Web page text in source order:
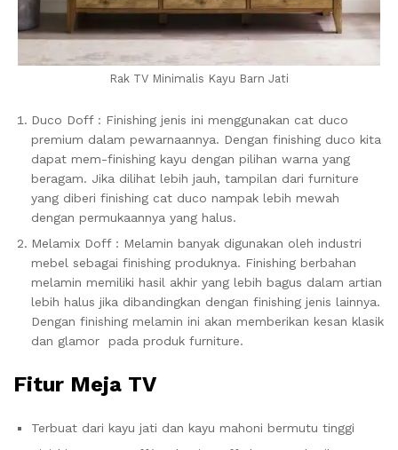
Rak TV Minimalis Kayu Barn Jati
Duco Doff : Finishing jenis ini menggunakan cat duco
premium dalam pewarnaannya. Dengan finishing duco kita
dapat mem-finishing kayu dengan pilihan warna yang
beragam. Jika dilihat lebih jauh, tampilan dari furniture
yang diberi finishing cat duco nampak lebih mewah
dengan permukaannya yang halus.
Melamix Doff : Melamin banyak digunakan oleh industri
mebel sebagai finishing produknya. Finishing berbahan
melamin memiliki hasil akhir yang lebih bagus dalam artian
lebih halus jika dibandingkan dengan finishing jenis lainnya.
Dengan finishing melamin ini akan memberikan kesan klasik
dan glamor pada produk furniture.
Fitur Meja TV
Terbuat dari kayu jati dan kayu mahoni bermutu tinggi